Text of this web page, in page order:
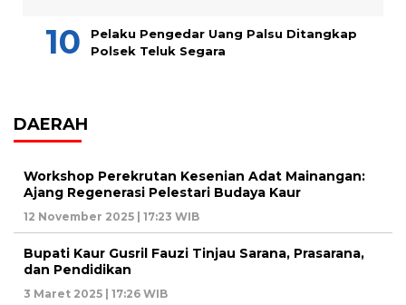
Pelaku Pengedar Uang Palsu Ditangkap
Polsek Teluk Segara
DAERAH
Workshop Perekrutan Kesenian Adat Mainangan:
Ajang Regenerasi Pelestari Budaya Kaur
12 November 2025 | 17:23 WIB
Bupati Kaur Gusril Fauzi Tinjau Sarana, Prasarana,
dan Pendidikan
3 Maret 2025 | 17:26 WIB